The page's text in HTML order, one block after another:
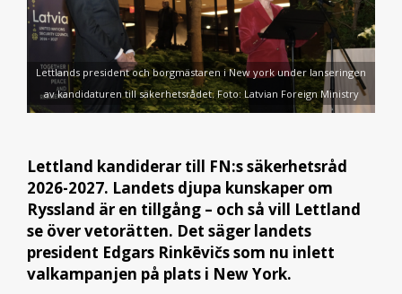
Lettlands president och borgmästaren i New york under lanseringen
av kandidaturen till säkerhetsrådet. Foto: Latvian Foreign Ministry
Lettland kandiderar till FN:s säkerhetsråd
2026-2027. Landets djupa kunskaper om
Ryssland är en tillgång – och så vill Lettland
se över vetorätten. Det säger landets
president Edgars Rinkēvičs som nu inlett
valkampanjen på plats i New York.